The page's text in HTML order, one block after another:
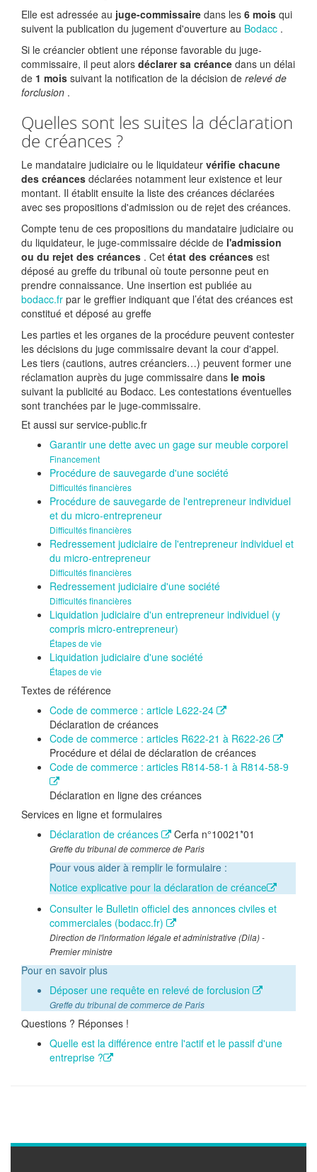
Elle est adressée au juge-commissaire dans les 6 mois qui
suivent la publication du jugement d'ouverture au Bodacc .
Si le créancier obtient une réponse favorable du juge-
commissaire, il peut alors déclarer sa créance dans un délai
de 1 mois suivant la notification de la décision de relevé de
forclusion .
Quelles sont les suites la déclaration
de créances ?
Le mandataire judiciaire ou le liquidateur vérifie chacune
des créances déclarées notamment leur existence et leur
montant. Il établit ensuite la liste des créances déclarées
avec ses propositions d'admission ou de rejet des créances.
Compte tenu de ces propositions du mandataire judiciaire ou
du liquidateur, le juge-commissaire décide de l'admission
ou du rejet des créances . Cet état des créances est
déposé au greffe du tribunal où toute personne peut en
prendre connaissance. Une insertion est publiée au
bodacc.fr par le greffier indiquant que l’état des créances est
constitué et déposé au greffe
Les parties et les organes de la procédure peuvent contester
les décisions du juge commissaire devant la cour d'appel.
Les tiers (cautions, autres créanciers…) peuvent former une
réclamation auprès du juge commissaire dans le mois
suivant la publicité au Bodacc. Les contestations éventuelles
sont tranchées par le juge-commissaire.
Et aussi sur service-public.fr
Garantir une dette avec un gage sur meuble corporel
Financement
Procédure de sauvegarde d'une société
Difficultés financières
Procédure de sauvegarde de l'entrepreneur individuel
et du micro-entrepreneur
Difficultés financières
Redressement judiciaire de l'entrepreneur individuel et
du micro-entrepreneur
Difficultés financières
Redressement judiciaire d'une société
Difficultés financières
Liquidation judiciaire d'un entrepreneur individuel (y
compris micro-entrepreneur)
Étapes de vie
Liquidation judiciaire d'une société
Étapes de vie
Textes de référence
Code de commerce : article L622-24
Déclaration de créances
Code de commerce : articles R622-21 à R622-26
Procédure et délai de déclaration de créances
Code de commerce : articles R814-58-1 à R814-58-9
Déclaration en ligne des créances
Services en ligne et formulaires
Déclaration de créances
Cerfa n°10021*01
Greffe du tribunal de commerce de Paris
Pour vous aider à remplir le formulaire :
Notice explicative pour la déclaration de créance
Consulter le Bulletin officiel des annonces civiles et
commerciales (bodacc.fr)
Direction de l'information légale et administrative (Dila) -
Premier ministre
Pour en savoir plus
Déposer une requête en relevé de forclusion
Greffe du tribunal de commerce de Paris
Questions ? Réponses !
Quelle est la différence entre l'actif et le passif d'une
entreprise ?